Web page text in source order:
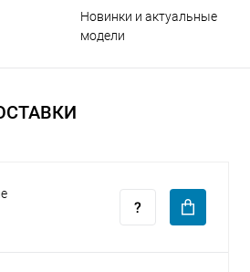
Новинки и актуальные
модели